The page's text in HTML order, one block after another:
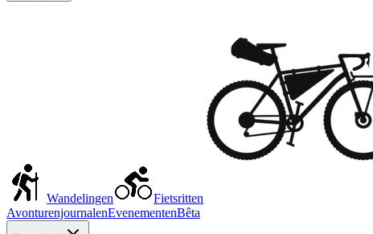
Wandelingen Fietsritten
AvonturenjournalenEvenementenBêta